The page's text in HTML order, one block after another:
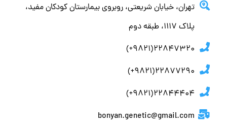
تهران، خيابان شريعتي، روبروي بيمارستان كودكان مفيد،
پلاك ١١١٧، طبقه دوم
22847320(9821+)
22877290(9821+)
22844404(9821+)
bonyan.genetic@gmail.com